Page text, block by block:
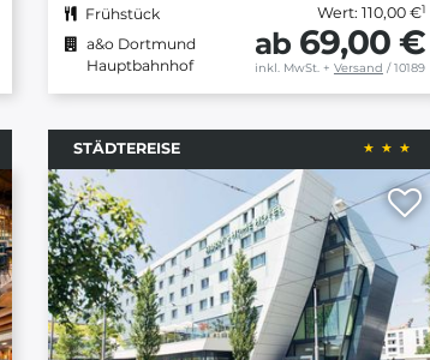
Frühstück
a&o Dortmund
Hauptbahnhof
Wert: 110,00 €1
ab 69,00 €
inkl. MwSt.+ Versand / 10189
STÄDTEREISE